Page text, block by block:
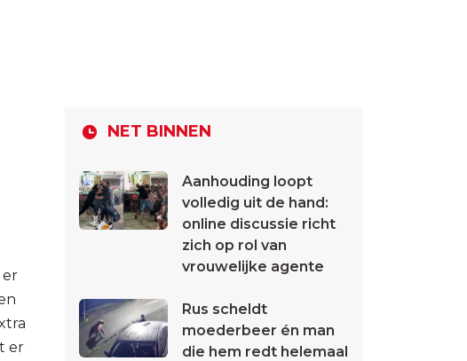
er
er
NET BINNEN
Aanhouding loopt
volledig uit de hand:
online discussie richt
zich op rol van
vrouwelijke agente
Rus scheldt
moederbeer én man
die hem redt helemaal